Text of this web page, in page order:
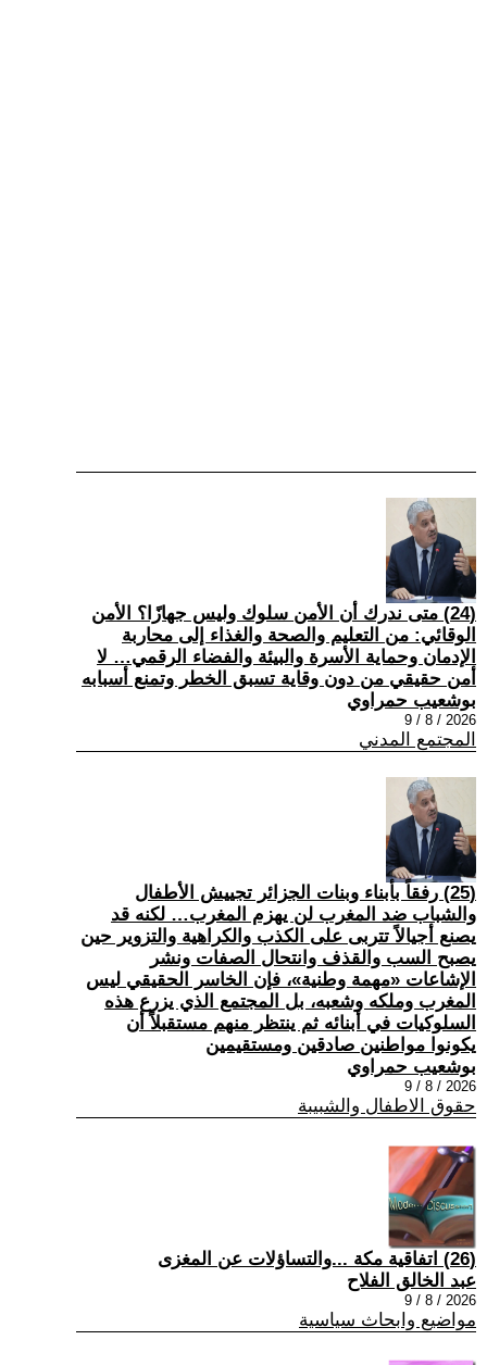
(24) متى ندرك أن الأمن سلوك وليس جهازًا؟ الأمن
الوقائي: من التعليم والصحة والغذاء إلى محاربة
الإدمان وحماية الأسرة والبيئة والفضاء الرقمي… لا
أمن حقيقي من دون وقاية تسبق الخطر وتمنع أسبابه
بوشعيب حمراوي
2026 / 8 / 9
المجتمع المدني
(25) رفقاً بأبناء وبنات الجزائر تجييش الأطفال
والشباب ضد المغرب لن يهزم المغرب… لكنه قد
يصنع أجيالاً تتربى على الكذب والكراهية والتزوير حين
يصبح السب والقذف وانتحال الصفات ونشر
الإشاعات «مهمة وطنية»، فإن الخاسر الحقيقي ليس
المغرب وملكه وشعبه، بل المجتمع الذي يزرع هذه
السلوكيات في أبنائه ثم ينتظر منهم مستقبلاً أن
يكونوا مواطنين صادقين ومستقيمين
بوشعيب حمراوي
2026 / 8 / 9
حقوق الاطفال والشبيبة
(26) اتفاقية مكة ...والتساؤلات عن المغزى
عبد الخالق الفلاح
2026 / 8 / 9
مواضيع وابحاث سياسية